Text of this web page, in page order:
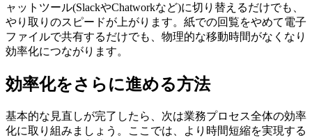
ャットツール(SlackやChatworkなど)に切り替えるだけでも、
やり取りのスピードが上がります。紙での回覧をやめて電子
ファイルで共有するだけでも、物理的な移動時間がなくなり
効率化につながります。
効率化をさらに進める方法
基本的な見直しが完了したら、次は業務プロセス全体の効率
化に取り組みましょう。ここでは、より時間短縮を実現する